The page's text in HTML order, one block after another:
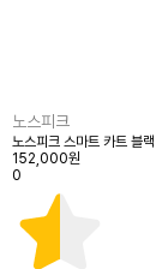
노스피크
노스피크 스마트 카트 블랙
152,000원
0